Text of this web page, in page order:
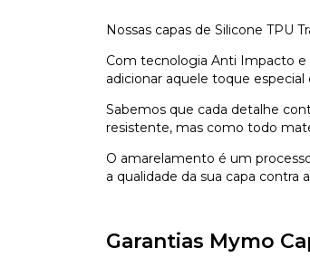
Nossas capas de Silicone TPU
Com tecnologia Anti Impacto e
adicionar aquele toque
Sabemos que cada detalhe
resistente, mas como todo
O amarelamento é um
a qualidade da sua capa
Garantias Mymo